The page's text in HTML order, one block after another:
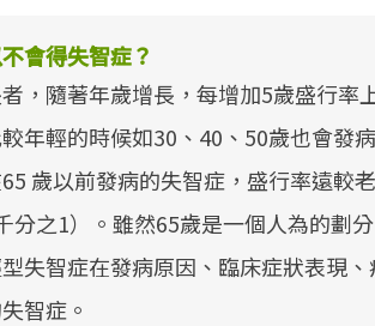
會得失智症？
，隨著年歲增長，每增加5歲盛行率
年輕的時候如30、40、50歲也會發
歲以前發病的失智症，盛行率遠較
之1）。雖然65歲是一個人為的劃
失智症在發病原因、臨床症狀表現
智症。